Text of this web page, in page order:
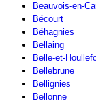
Beauvois-en-
Bécourt
Béhagnies
Bellaing
Belle-et-
Bellebrune
Bellignies
Bellonne